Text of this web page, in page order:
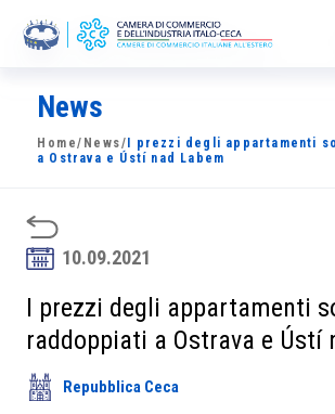
La Camera
News
Sviluppo Mercato
Soci
Partner
Progetti
News
Home/ News/ I prezzi degli appartamenti
a Ostrava e Ústí nad Labem
10.09.2021
I prezzi degli appartamenti
raddoppiati a Ostrava e Ústí
Repubblica Ceca